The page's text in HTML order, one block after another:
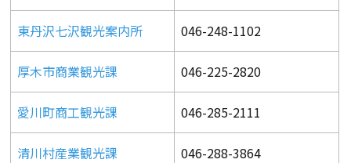
東丹沢七沢観光案内所 046-248-1102
厚木市商業観光課 046-225-2820
愛川町商工観光課 046-285-2111
清川村産業観光課 046-288-3864